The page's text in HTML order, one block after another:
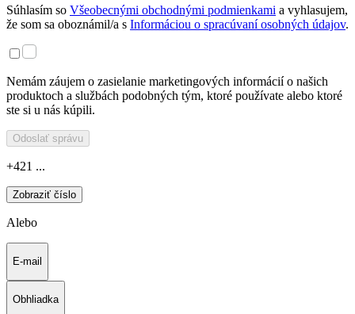
Súhlasím so Všeobecnými obchodnými podmienkami a vyhlasujem,
že som sa oboznámil/a s Informáciou o spracúvaní osobných údajov.
Nemám záujem o zasielanie marketingových informácií o našich
produktoch a službách podobných tým, ktoré používate alebo ktoré
ste si u nás kúpili.
Odoslať správu
+421 ...
Zobraziť číslo
Alebo
E-mail
Obhliadka